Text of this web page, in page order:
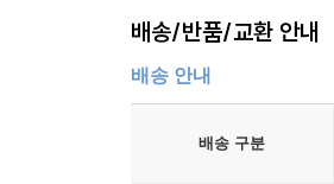
배송/반품/교환 안내
배송 안내
배송 구분